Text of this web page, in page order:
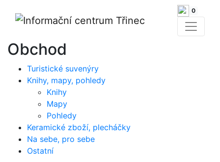
0
Obchod
Turistické suvenýry
Knihy, mapy, pohledy
Knihy
Mapy
Pohledy
Keramické zboží, plecháčky
Na sebe, pro sebe
Ostatní